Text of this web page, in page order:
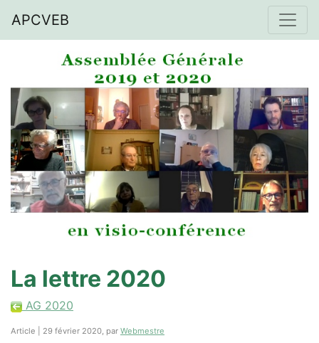
APCVEB
La lettre 2020
AG 2020
Article | 29 février 2020, par Webmestre